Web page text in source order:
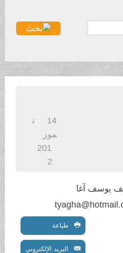
موز
201
آغا
طباعة
البريد الإلكتروني